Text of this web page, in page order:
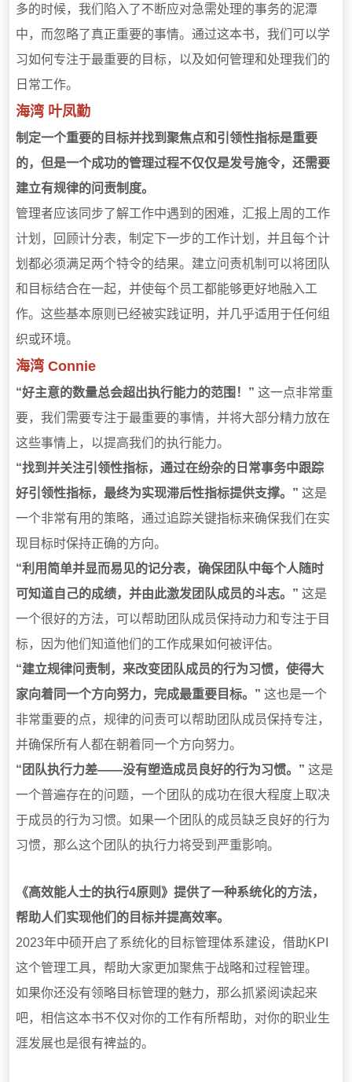
多的时候，我们陷入了不断应对急需处理的事务的泥潭
中，而忽略了真正重要的事情。通过这本书，我们可以学
习如何专注于最重要的目标，以及如何管理和处理我们的
日常工作。
海湾 叶凤勤
制定一个重要的目标并找到聚焦点和引领性指标是重要
的，但是一个成功的管理过程不仅仅是发号施令，还需要
建立有规律的问责制度。
管理者应该同步了解工作中遇到的困难，汇报上周的工作
计划，回顾计分表，制定下一步的工作计划，并且每个计
划都必须满足两个特令的结果。建立问责机制可以将团队
和目标结合在一起，并使每个员工都能够更好地融入工
作。这些基本原则已经被实践证明，并几乎适用于任何组
织或环境。
海湾 Connie
“好主意的数量总会超出执行能力的范围！”这一点非常重
要，我们需要专注于最重要的事情，并将大部分精力放在
这些事情上，以提高我们的执行能力。
“找到并关注引领性指标，通过在纷杂的日常事务中跟踪
好引领性指标，最终为实现滞后性指标提供支撑。”这是
一个非常有用的策略，通过追踪关键指标来确保我们在实
现目标时保持正确的方向。
“利用简单并显而易见的记分表，确保团队中每个人随时
可知道自己的成绩，并由此激发团队成员的斗志。” 这是
一个很好的方法，可以帮助团队成员保持动力和专注于目
标，因为他们知道他们的工作成果如何被评估。
“建立规律问责制，来改变团队成员的行为习惯，使得大
家向着同一个方向努力，完成最重要目标。” 这也是一个
非常重要的点，规律的问责可以帮助团队成员保持专注，
并确保所有人都在朝着同一个方向努力。
“团队执行力差——没有塑造成员良好的行为习惯。” 这是
一个普遍存在的问题，一个团队的成功在很大程度上取决
于成员的行为习惯。如果一个团队的成员缺乏良好的行为
习惯，那么这个团队的执行力将受到严重影响。
《高效能人士的执行4原则》提供了一种系统化的方法，
帮助人们实现他们的目标并提高效率。
2023年中硕开启了系统化的目标管理体系建设，借助KPI
这个管理工具，帮助大家更加聚焦于战略和过程管理。
如果你还没有领略目标管理的魅力，那么抓紧阅读起来
吧，相信这本书不仅对你的工作有所帮助，对你的职业生
涯发展也是很有裨益的。